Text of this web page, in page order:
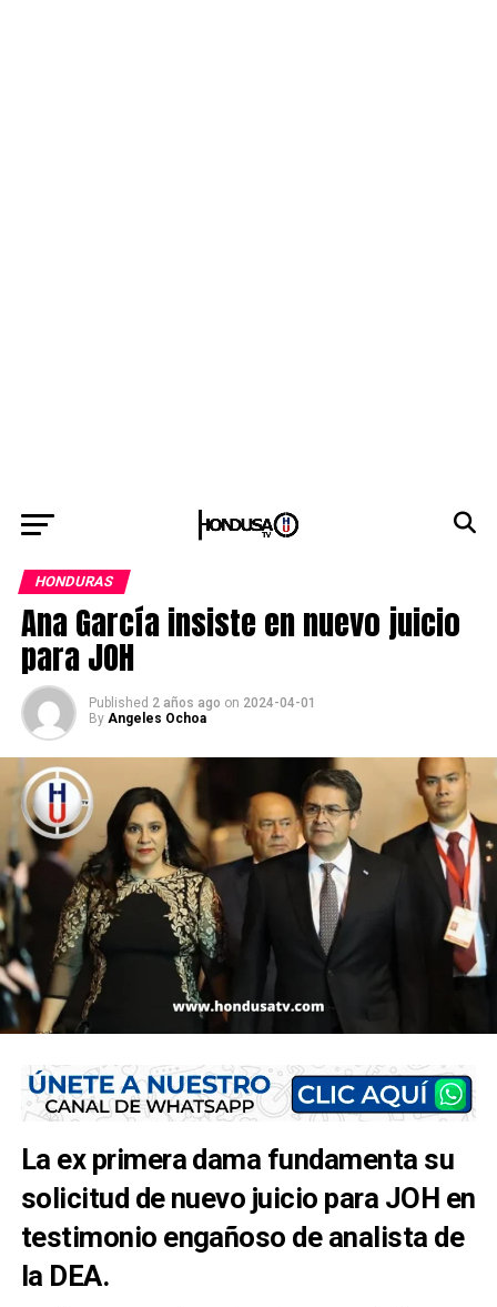
HONDURAS
Ana García insiste en nuevo juicio
para JOH
Published 2 años ago on 2024-04-01
By Angeles Ochoa
La ex primera dama fundamenta su
solicitud de nuevo juicio para JOH en
testimonio engañoso de analista de
la DEA.